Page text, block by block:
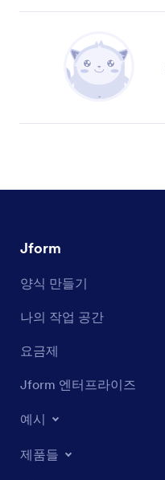
Jform
양식 만들기
나의 작업 공간
요금제
Jform 엔터프라이즈
예시
제품들